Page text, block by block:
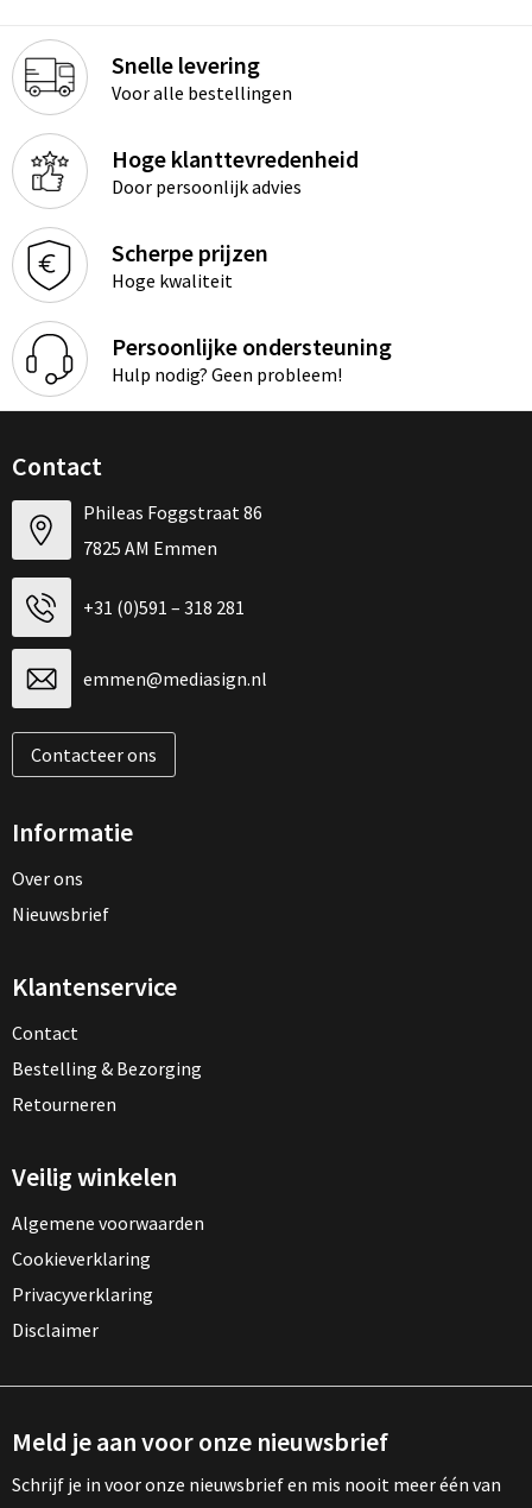
Snelle levering
Voor alle bestellingen
Hoge klanttevredenheid
Door persoonlijk advies
Scherpe prijzen
Hoge kwaliteit
Persoonlijke ondersteuning
Hulp nodig? Geen probleem!
Contact
Phileas Foggstraat 86
7825 AM Emmen
+31 (0)591 – 318 281
emmen@mediasign.nl
Contacteer ons
Informatie
Over ons
Nieuwsbrief
Klantenservice
Contact
Bestelling & Bezorging
Retourneren
Veilig winkelen
Algemene voorwaarden
Cookieverklaring
Privacyverklaring
Disclaimer
Meld je aan voor onze nieuwsbrief
Schrijf je in voor onze nieuwsbrief en mis nooit meer één van